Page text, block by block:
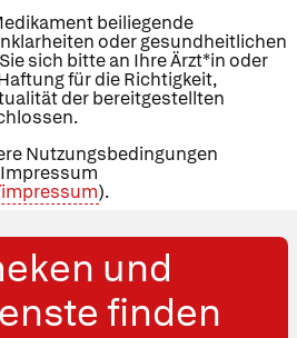
beiliegende
oder gesundheitlichen
sich bitte an Ihre Ärzt*in oder
für die Richtigkeit,
der bereitgestellten
Nutzungsbedingungen
).
und
finden